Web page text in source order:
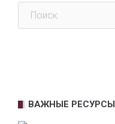
ВАЖНЫЕ РЕСУРСЫ